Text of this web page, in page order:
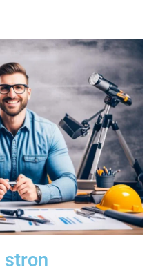
stron